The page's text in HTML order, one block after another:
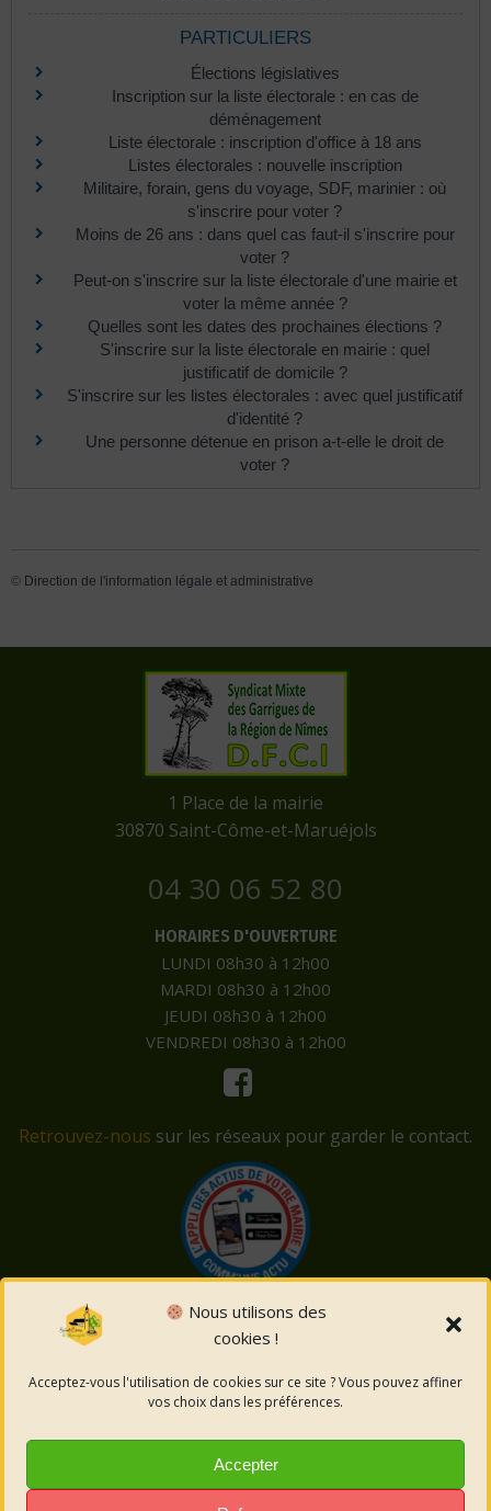
Nous utilisons des
cookies !
Acceptez-vous l'utilisation de cookies sur ce site ? Vous pouvez affiner
vos choix dans les préférences.
Accepter
PARTICULIERS
Élections législatives
Inscription sur la liste électorale : en cas de
déménagement
Liste électorale : inscription d'office à 18 ans
Listes électorales : nouvelle inscription
Militaire, forain, gens du voyage, SDF, marinier : où
s'inscrire pour voter ?
Moins de 26 ans : dans quel cas faut-il s'inscrire pour
voter ?
Peut-on s'inscrire sur la liste électorale d'une mairie et
voter la même année ?
Quelles sont les dates des prochaines élections ?
S'inscrire sur la liste électorale en mairie : quel
justificatif de domicile ?
S'inscrire sur les listes électorales : avec quel justificatif
d'identité ?
Une personne détenue en prison a-t-elle le droit de
voter ?
© Direction de l'information légale et administrative
​1 Place de la mairie
​30870 Saint-Côme-et-Maruéjols
04 30 06 52 80
HORAIRES D'OUVERTURE
LUNDI 08h30 à 12h00
MARDI 08h30 à 12h00
JEUDI 08h30 à 12h00
VENDREDI 08h30 à 12h00
Retrouvez-nous sur les réseaux pour garder le contact.
© 2026 Saint-Côme-et-Maruéjols. Un service proposé
Mentions légales